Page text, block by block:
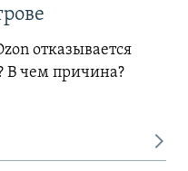
отказывается
В чем причина?